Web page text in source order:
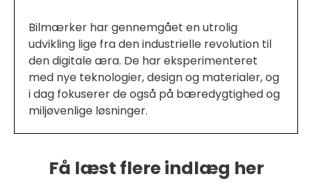
Bilmærker har gennemgået en utrolig
udvikling lige fra den industrielle revolution til
den digitale æra. De har eksperimenteret
med nye teknologier, design og materialer, og
i dag fokuserer de også på bæredygtighed og
miljøvenlige løsninger.
Få læst flere indlæg her